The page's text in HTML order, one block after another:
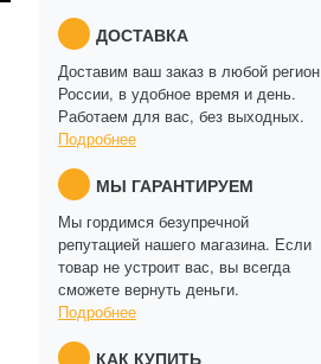
ДОСТАВКА
Доставим ваш заказ в любой регион
России, в удобное время и день.
Работаем для вас, без выходных.
Подробнее
МЫ ГАРАНТИРУЕМ
Мы гордимся безупречной
репутацией нашего магазина. Если
товар не устроит вас, вы всегда
сможете вернуть деньги.
Подробнее
КАК КУПИТЬ